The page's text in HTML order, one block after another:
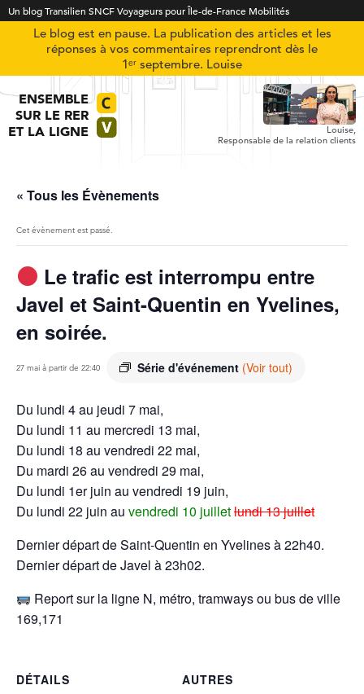
Un blog Transilien SNCF Voyageurs pour Île-de-France Mobilités
Le blog est en pause. La publication des articles et les
réponses à vos commentaires reprendront dès le
1ᵉʳ septembre. Louise
ENSEMBLE
SUR LE RER
ET LA LIGNE
Louise,
Responsable de la relation clients
« Tous les Évènements
Cet évènement est passé.
Le trafic est interrompu entre
Javel et Saint-Quentin en Yvelines,
en soirée.
27 mai à partir de 22:40 Série d'événement (Voir tout)
Du lundi 4 au jeudi 7 mai,
Du lundi 11 au mercredi 13 mai,
Du lundi 18 au vendredi 22 mai,
Du mardi 26 au vendredi 29 mai,
Du lundi 1er juin au vendredi 19 juin,
Du lundi 22 juin au vendredi 10 juilletlundi 13 juillet
Dernier départ de Saint-Quentin en Yvelines à 22h40.
Dernier départ de Javel à 23h02.
Report sur la ligne N, métro, tramways ou bus de ville
169,171
DÉTAILS
AUTRES